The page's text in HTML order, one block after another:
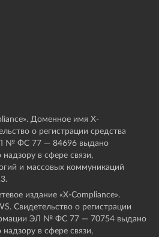
Доменное имя X-
о регистрации средства
№ ФС 77 — 84696 выдано
в сфере связи,
и массовых коммуникаций
издание «Х-Compliance».
Свидетельство о регистрации
ЭЛ № ФС 77 — 70754 выдано
в сфере связи,